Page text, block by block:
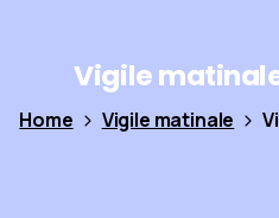
Vigile
Home Vigile matinale